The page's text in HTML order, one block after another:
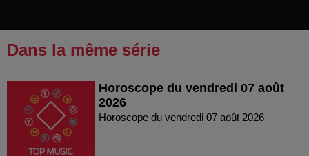
Dans la même série
Horoscope du vendredi 07 août
2026
Horoscope du vendredi 07 août 2026